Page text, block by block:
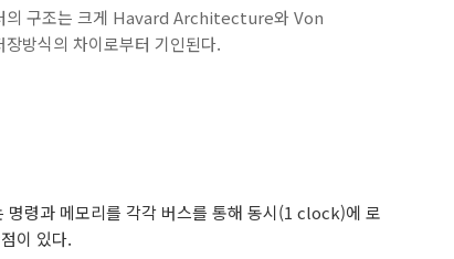
의 구조는 크게 Havard Architecture와 Von
방식의 차이로부터 기인된다.
령과 메모리를 각각 버스를 통해 동시(1 clock)에 로
이 있다.